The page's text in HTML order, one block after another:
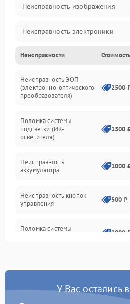
Неисправность изображения
Неисправность электроники
Механические повреждения
Неисправность управления
Оптика
Неисправности
Неисправность ЭОП
(электронно-оптического
преобразователя)
2500
Поломка системы
подсветки (ИК-
осветителя)
1500
Неисправность
аккумулятора
1000
Неисправность кнопок
управления
500 ₽
Поломка системы
2000
защиты от перегрузок
Неисправность системыУ Вас остались